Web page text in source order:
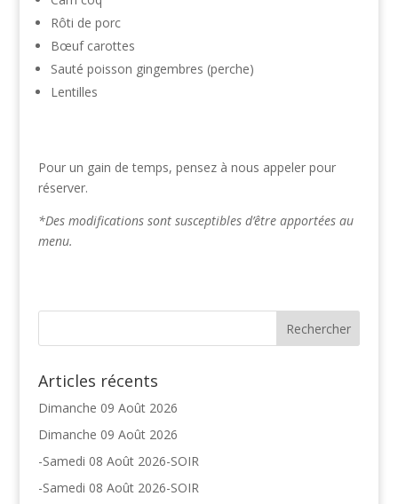
Rôti de porc
Bœuf carottes
Sauté poisson gingembres (perche)
Lentilles
Pour un gain de temps, pensez à nous appeler pour
réserver.
*Des modifications sont susceptibles d’être apportées au
menu.
Articles récents
Dimanche 09 Août 2026
Dimanche 09 Août 2026
-Samedi 08 Août 2026-SOIR
-Samedi 08 Août 2026-SOIR